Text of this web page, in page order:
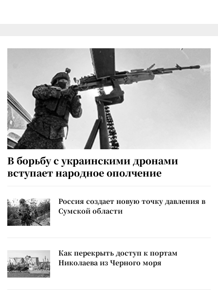
В борьбу с украинскими дронами
вступает народное ополчение
Россия создает новую точку давления в
Сумской области
Как перекрыть доступ к портам
Николаева из Черного моря